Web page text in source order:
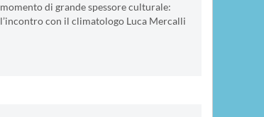
momento di grande spessore culturale:
l’incontro con il climatologo Luca Mercalli